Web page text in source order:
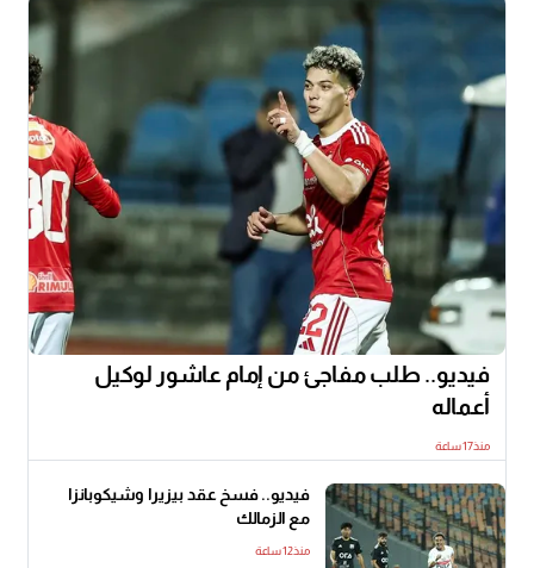
فيديو.. طلب مفاجئ من إمام عاشور لوكيل
أعماله
منذ17 ساعة
فيديو.. فسخ عقد بيزيرا وشيكوبانزا
مع الزمالك
منذ12 ساعة